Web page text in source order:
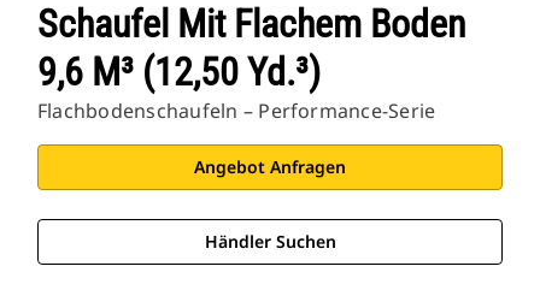
Schaufel Mit Flachem Boden
9,6 M³ (12,50 Yd.³)
Flachbodenschaufeln – Performance-Serie
Angebot Anfragen
Händler Suchen